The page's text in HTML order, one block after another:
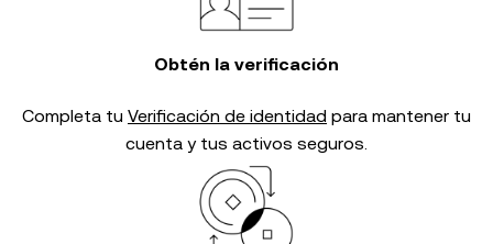
Obtén la verificación
Completa tu Verificación de identidad para mantener tu
cuenta y tus activos seguros.